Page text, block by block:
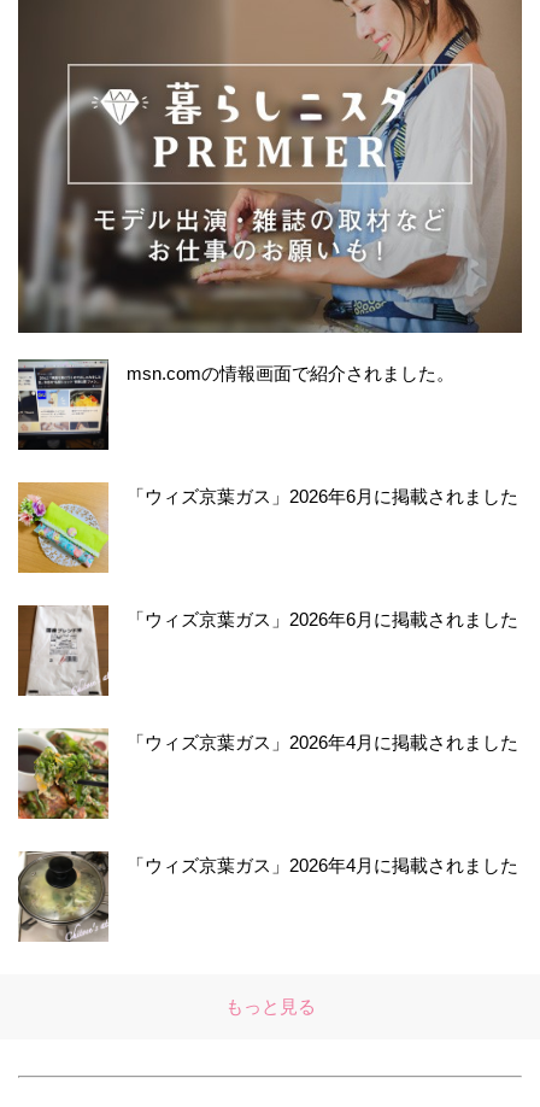
msn.comの情報画面で紹介されました。
「ウィズ京葉ガス」2026年6月に掲載されました
「ウィズ京葉ガス」2026年6月に掲載されました
「ウィズ京葉ガス」2026年4月に掲載されました
「ウィズ京葉ガス」2026年4月に掲載されました
もっと見る